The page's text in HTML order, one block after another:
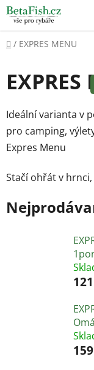
Přejít
na
obsah
Domů
/ EXPRES MENU
EXPRES
Ideální varianta v
pro camping,
Expres Menu
Stačí ohřát v